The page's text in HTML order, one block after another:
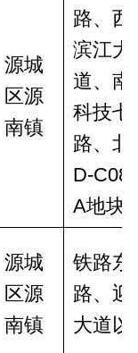
源城
区源
南镇
路、西
滨江大
道、南
科技七
路、北
D-
A地块
源城
区源
南镇
铁路东
路、迎
大道以